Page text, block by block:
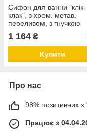
Сифон для ванни "клік-
клак", з хром. метав.
переливом, з гнучкою
VTM А-20089
1 164 ₴
Купити
Про нас
98% позитивних з
Працює з